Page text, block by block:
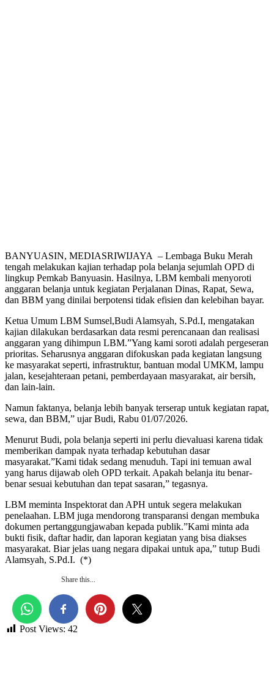
BANYUASIN, MEDIASRIWIJAYA – Lembaga Buku Merah
tengah melakukan kajian terhadap pola belanja sejumlah OPD di
lingkup Pemkab Banyuasin. Hasilnya, LBM kembali menyoroti
anggaran belanja untuk kegiatan Perjalanan Dinas, Rapat, Sewa,
dan BBM yang dinilai berpotensi tidak efisien dan kelebihan bayar.
Ketua Umum LBM Sumsel,Budi Alamsyah, S.Pd.I, mengatakan
kajian dilakukan berdasarkan data resmi perencanaan dan realisasi
anggaran yang dihimpun LBM.”Yang kami soroti adalah pergeseran
prioritas. Seharusnya anggaran difokuskan pada kegiatan langsung
ke masyarakat seperti, infrastruktur, bantuan modal UMKM, lampu
jalan, kesejahteraan petani, pemberdayaan masyarakat, air bersih,
dan lain-lain.
Namun faktanya, belanja lebih banyak terserap untuk kegiatan rapat,
sewa, dan BBM,” ujar Budi, Rabu 01/07/2026.
Menurut Budi, pola belanja seperti ini perlu dievaluasi karena tidak
memberikan dampak nyata terhadap kebutuhan dasar
masyarakat.”Kami tidak sedang menuduh. Tapi ini temuan awal
yang harus dijawab oleh OPD terkait. Apakah belanja itu benar-
benar sesuai kebutuhan dan tepat sasaran,” tegasnya.
LBM meminta Inspektorat dan APH untuk segera melakukan
penelaahan. LBM juga mendorong transparansi dengan membuka
dokumen pertanggungjawaban kepada publik.”Kami minta ada
bukti fisik, daftar hadir, dan laporan kegiatan yang bisa diakses
masyarakat. Biar jelas uang negara dipakai untuk apa,” tutup Budi
Alamsyah, S.Pd.I. (*)
Share this...
Post Views: 42